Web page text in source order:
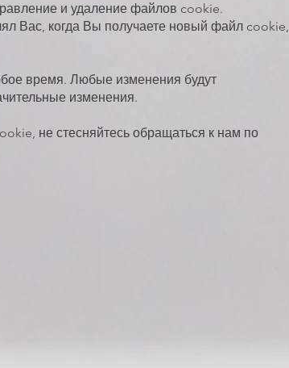
и удаление файлов cookie.
Вас, когда Вы получаете новый файл cookie,
время. Любые изменения будут
изменения.
не стесняйтесь обращаться к нам по